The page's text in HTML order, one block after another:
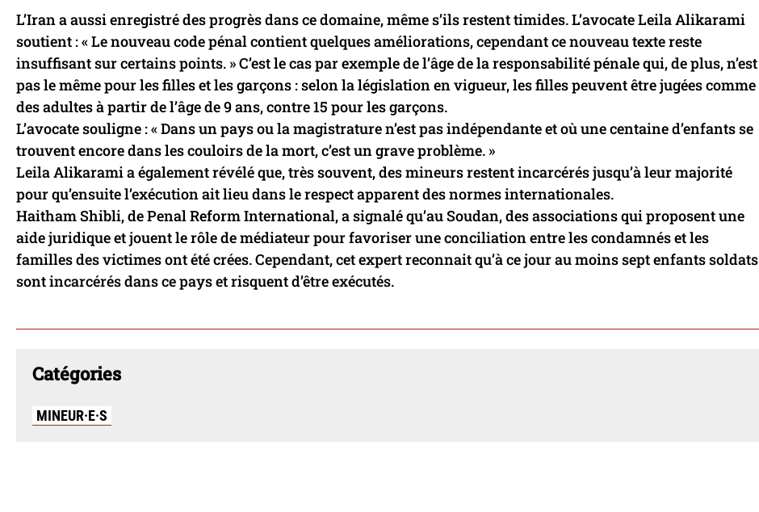
L’Iran a aussi enregistré des progrès dans ce domaine, même s’ils restent timides. L’avocate Leila Alikarami
soutient : « Le nouveau code pénal contient quelques améliorations, cependant ce nouveau texte reste
insuffisant sur certains points. » C’est le cas par exemple de l’âge de la responsabilité pénale qui, de plus, n’est
pas le même pour les filles et les garçons : selon la législation en vigueur, les filles peuvent être jugées comme
des adultes à partir de l’âge de 9 ans, contre 15 pour les garçons.
L’avocate souligne : « Dans un pays ou la magistrature n’est pas indépendante et où une centaine d’enfants se
trouvent encore dans les couloirs de la mort, c’est un grave problème. »
Leila Alikarami a également révélé que, très souvent, des mineurs restent incarcérés jusqu’à leur majorité
pour qu’ensuite l’exécution ait lieu dans le respect apparent des normes internationales.
Haitham Shibli, de Penal Reform International, a signalé qu’au Soudan, des associations qui proposent une
aide juridique et jouent le rôle de médiateur pour favoriser une conciliation entre les condamnés et les
familles des victimes ont été crées. Cependant, cet expert reconnait qu’à ce jour au moins sept enfants soldats
sont incarcérés dans ce pays et risquent d’être exécutés.
Catégories
MINEUR·E·S